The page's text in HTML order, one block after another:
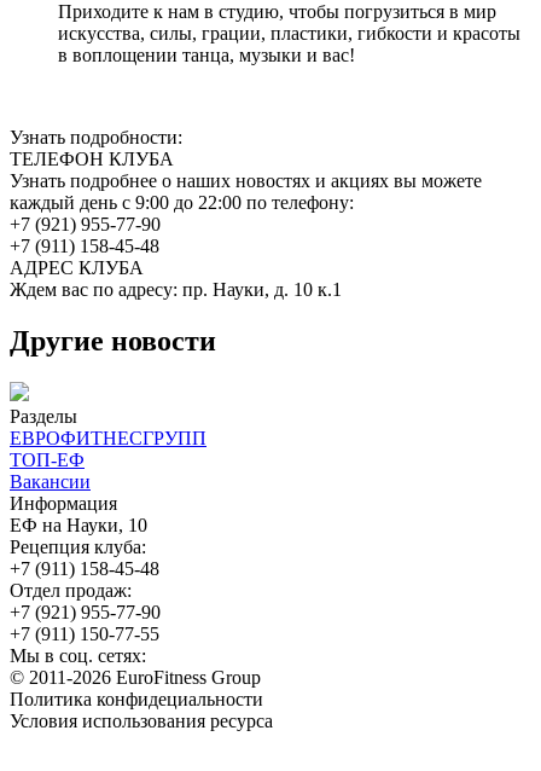
Приходите к нам в студию, чтобы погрузиться в мир
искусства, силы, грации, пластики, гибкости и красоты
в воплощении танца, музыки и вас!
Узнать подробности:
ТЕЛЕФОН КЛУБА
Узнать подробнее о наших новостях и акциях вы можете
каждый день с 9:00 до 22:00 по телефону:
+7 (921) 955-77-90
+7 (911) 158-45-48
АДРЕС КЛУБА
Ждем вас по адресу: пр. Науки, д. 10 к.1
Другие новости
Разделы
ЕВРОФИТНЕСГРУПП
ТОП-ЕФ
Вакансии
Информация
ЕФ на Науки, 10
Рецепция клуба:
+7 (911) 158-45-48
Отдел продаж:
+7 (921) 955-77-90
+7 (911) 150-77-55
Мы в соц. сетях:
© 2011-2026 EuroFitness Group
Политика конфидециальности
Условия использования ресурса